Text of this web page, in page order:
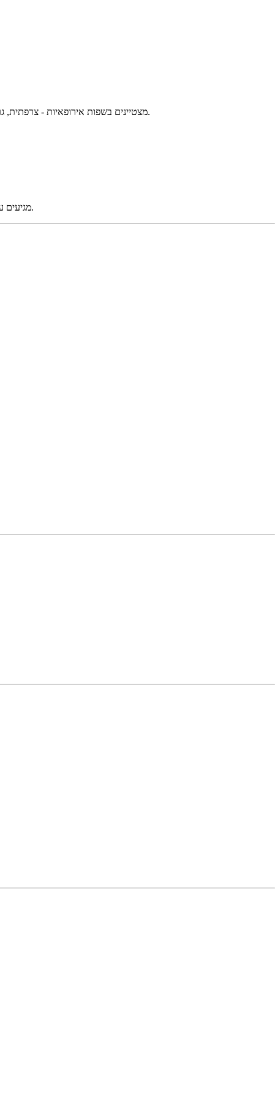
מודלים של Mistral מצטיינים בשפות אירופאיות - צרפתית, גרמנית, ספרדית, איטלקית, הולנדית, פורטוגזית - לעיתים קרובות מביסים מודלים אמריקאיים גדולים יותר במשימות שאינן באנגלית.
חלק מהמודלים של Mistral מגיעים עם משקלים פתוחים, מה שנותן לכם את האפשרות לארח בעצמכם במידת הצורך. רוב הספקים הגדולים אינם מציעים זאת.